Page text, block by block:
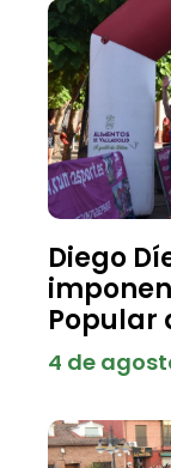
Diego
Popular
4 de